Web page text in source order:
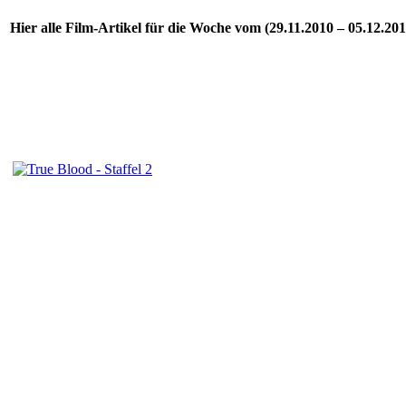
Hier alle Film-Artikel für die Woche vom (29.11.2010 –